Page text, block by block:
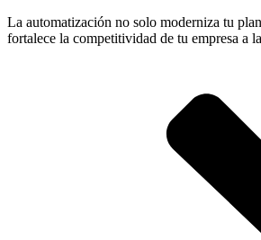
La automatización no solo moderniza tu
fortalece la competitividad de tu empresa a